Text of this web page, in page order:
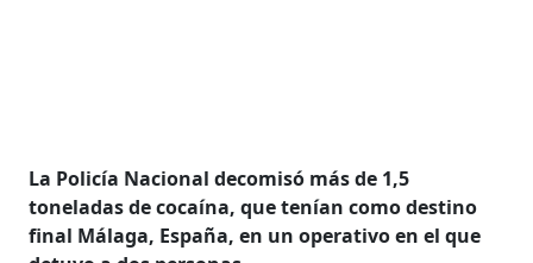
La Policía Nacional decomisó más de 1,5
toneladas de cocaína, que tenían como destino
final Málaga, España, en un operativo en el que